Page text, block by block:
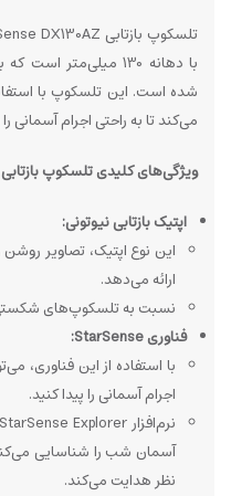
با دهانه 130
می‌کند تا به راحتی اجرام آسمانی
ویژگی‌های کلیدی تلسکوپ بازتابی StarSense DX130AZ سلسترون:
اپتیک بازتابی نیوتونی:
این نوع اپتیک، تصاویر روشن
ارائه می‌دهد.
نسبت به تلسکوپ‌های
فناوری StarSense:
با استفاده از این فناوری،
اجرام آسمانی را پیدا کنید.
آسمان شب را شناسایی
نظر هدایت می‌کند.